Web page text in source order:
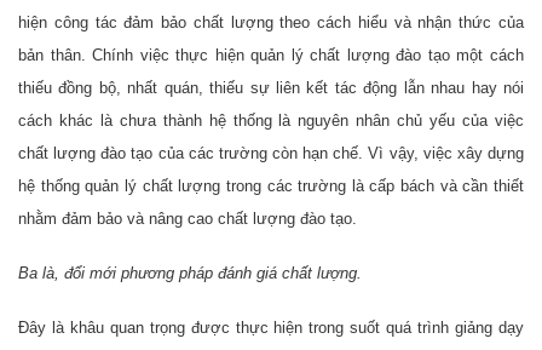
hiện công tác đảm bảo chất lượng theo cách hiểu và nhận thức của
bản thân. Chính việc thực hiện quản lý chất lượng đào tạo một cách
thiếu đồng bộ, nhất quán, thiếu sự liên kết tác động lẫn nhau hay nói
cách khác là chưa thành hệ thống là nguyên nhân chủ yếu của việc
chất lượng đào tạo của các trường còn hạn chế. Vì vậy, việc xây dựng
hệ thống quản lý chất lượng trong các trường là cấp bách và cần thiết
nhằm đảm bảo và nâng cao chất lượng đào tạo.
Ba là, đổi mới phương pháp đánh giá chất lượng.
Đây là khâu quan trọng được thực hiện trong suốt quá trình giảng dạy